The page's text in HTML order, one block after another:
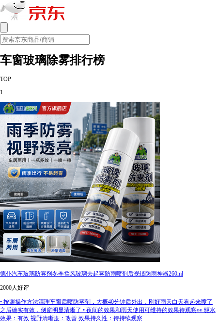
车窗玻璃除雾排行榜
TOP
1
德仆汽车玻璃防雾剂冬季挡风玻璃去起雾防雨喷剂后视镜防雨神器260ml
2000人好评
• 按照操作方法清理车窗后喷防雾剂，大概40分钟后外出，刚好雨天白天看起来喷了
之后确实有效，侧窗明显清晰了 • 夜间的效果和雨天使用可维持的效果待观察👀 驱水
效果：有效 视野清晰度：改善 效果持久性：待持续观察